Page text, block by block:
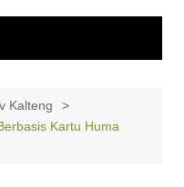
Kalteng
Kartu Huma